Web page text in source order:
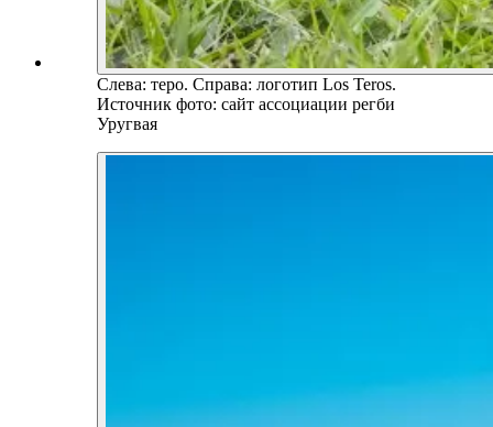
Слева: теро. Справа: логотип Los Teros.
Источник фото: сайт ассоциации регби
Уругвая